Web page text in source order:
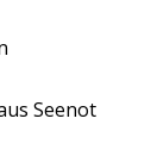
Seenot